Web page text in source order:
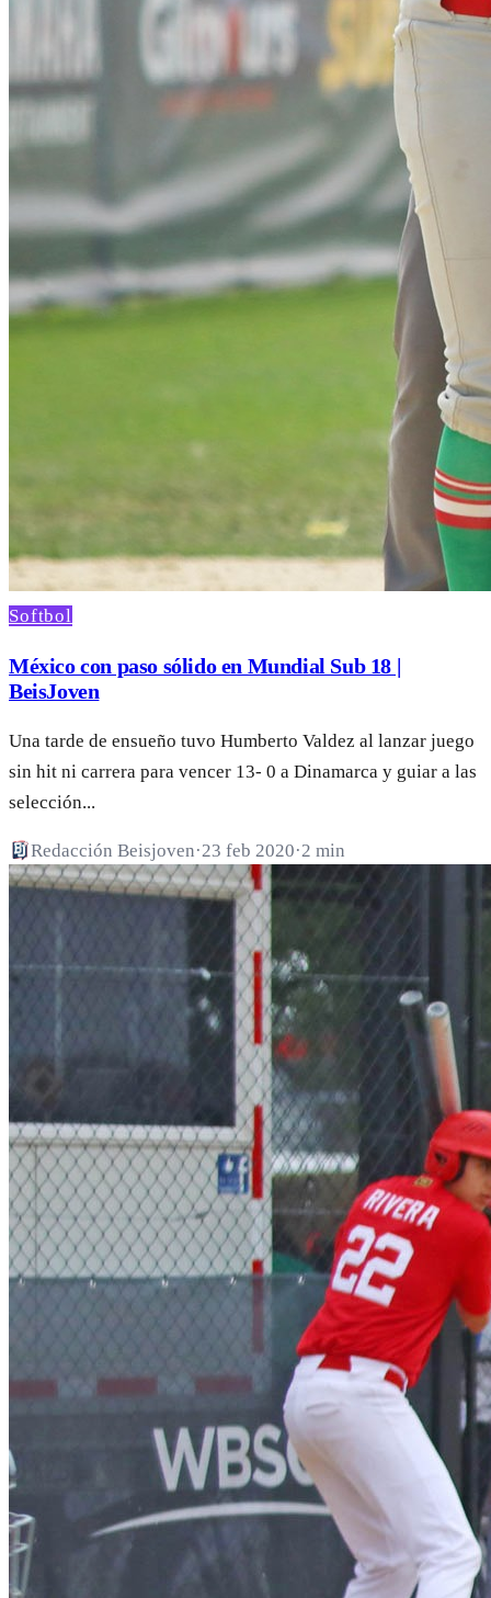
Softbol
México con paso sólido en Mundial Sub 18 |
BeisJoven
Una tarde de ensueño tuvo Humberto Valdez al lanzar juego
sin hit ni carrera para vencer 13- 0 a Dinamarca y guiar a las
selección...
Redacción Beisjoven·23 feb 2020·2 min